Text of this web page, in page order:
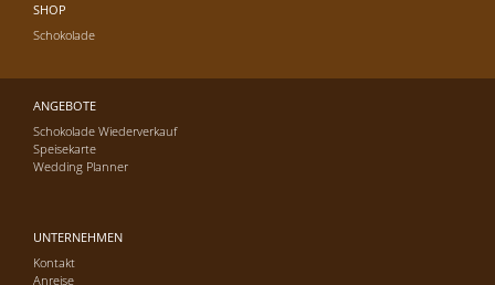
SHOP
Schokolade
ANGEBOTE
Schokolade Wiederverkauf
Speisekarte
Wedding Planner
UNTERNEHMEN
Kontakt
Anreise